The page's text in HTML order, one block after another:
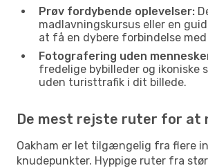
Prøv fordybende oplevelser:
madlavningskursus eller en
at få en dybere forbindelse
Fotografering uden
fredelige bybilleder og ikoniske
uden turisttrafik i dit billede.
De mest rejste ruter for at
Oakham er let tilgængelig fra flere
knudepunkter. Hyppige ruter fra